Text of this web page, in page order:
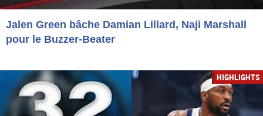
Jalen Green bâche Damian Lillard, Naji Marshall
pour le Buzzer-Beater
HIGHLIGHTS